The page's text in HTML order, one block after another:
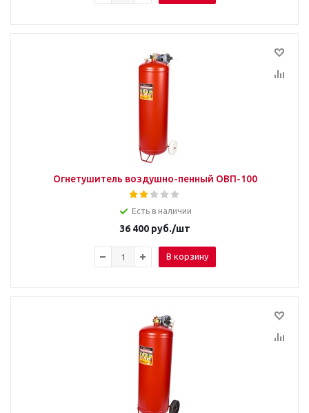
Огнетушитель воздушно-пенный ОВП-100
Есть в наличии
36 400 руб./шт
В корзину